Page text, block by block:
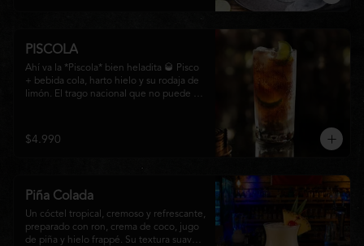
PISCOLA
Ahí va la *Piscola* bien heladita 🥃 Pisco
+ bebida cola, harto hielo y su rodaja de
limón. El trago nacional que no puede
$4.990
Piña Colada
Un cóctel tropical, cremoso y refrescante,
preparado con ron, crema de coco, jugo
de piña y hielo frappé. Su textura suave y